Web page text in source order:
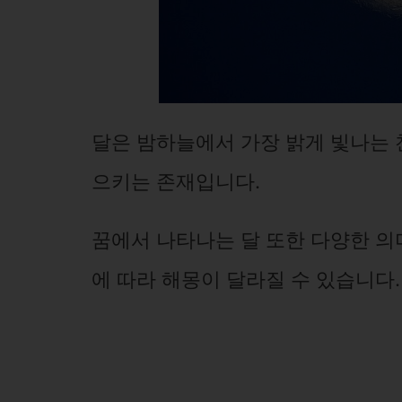
달은 밤하늘에서 가장 밝게 빛나
으키는 존재입니다.
꿈에서 나타나는 달 또한 다양한
에 따라 해몽이 달라질 수 있습니다.